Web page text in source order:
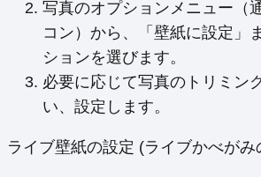
写真のオプションメニュー（
コン）から、「壁紙に設定」
ションを選びます。
必要に応じて写真のトリミン
い、設定します。
ライブ壁紙の設定 (ライブかべがみ